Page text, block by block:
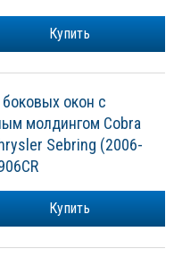
Купить
окон с
молдингом Cobra
Sebring (2006-
Купить